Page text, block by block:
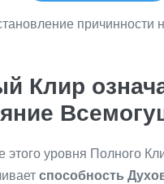
причинности
Клир
этого уровня Полного
способность